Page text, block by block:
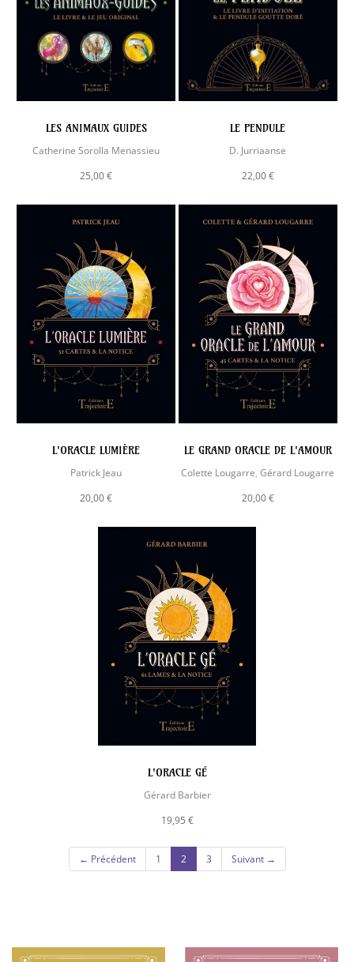
LES ANIMAUX GUIDES
Catherine Sorolla Menassieu
25,00 €
LE PENDULE
D. Jurriaanse
22,00 €
L'ORACLE LUMIÈRE
Patrick Jeau
20,00 €
LE GRAND ORACLE DE L'AMOUR
Colette Lougarre ,Gérard Lougarre
20,00 €
L'ORACLE GÉ
Gérard Barbier
19,95 €
← Précédent 1 2(current)
3 Suivant →